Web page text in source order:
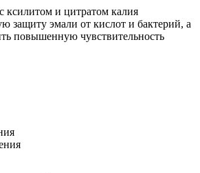
ксилитом и цитратом калия
защиту эмали от кислот и бактерий, а
повышенную чувствительность